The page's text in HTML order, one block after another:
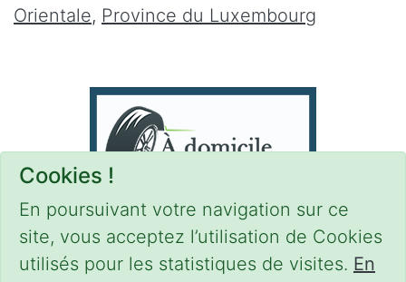
Cookies !
En poursuivant votre navigation sur ce
site, vous acceptez l’utilisation de Cookies
utilisés pour les statistiques de visites. En
Orientale, Province du Luxembourg